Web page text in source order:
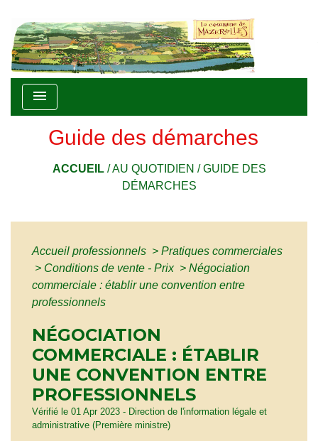
menu
Guide des démarches
ACCUEIL/AU QUOTIDIEN /GUIDE DES
DÉMARCHES
Accueil professionnels > Pratiques commerciales
> Conditions de vente - Prix > Négociation
commerciale : établir une convention entre
professionnels
NÉGOCIATION
COMMERCIALE : ÉTABLIR
UNE CONVENTION ENTRE
PROFESSIONNELS
Vérifié le 01 Apr 2023 - Direction de l'information légale et
administrative (Première ministre)